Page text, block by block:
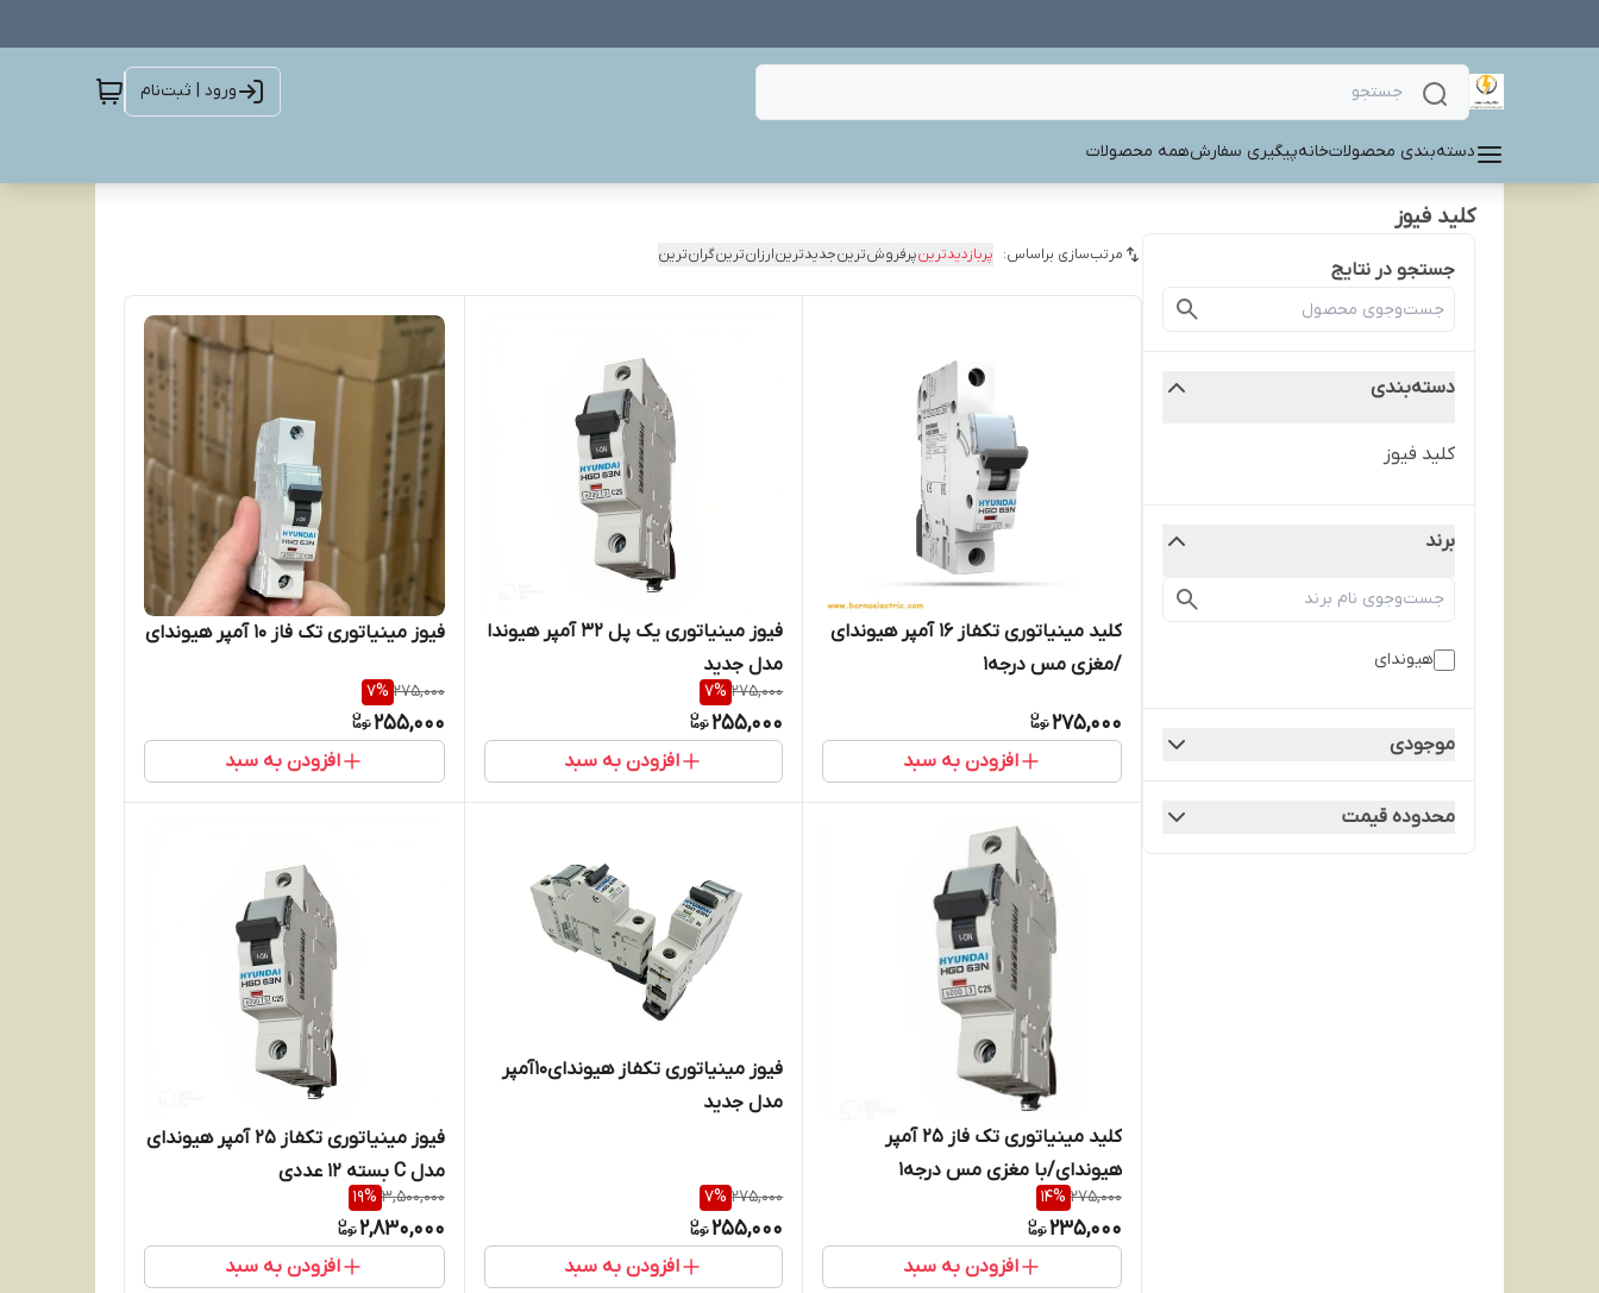
ورود | ثبت‌نام
دسته‌بندی محصولاتخانهپیگیری سفارشهمه محصولات
کلید فیوز
جستجو در نتایج
دسته‌بندی
کلید فیوز
برند
هیوندای
موجودی
محدوده قیمت
مرتب‌سازی براساس: پربازدیدترینپرفروش‌ترینجدیدترینارزان‌ترینگران‌ترین
کلید مینیاتوری تکفاز 16 آمپر هیوندای
/مغزی مس درجه1
275,000
افزودن به سبد
فیوز مینیاتوری یک پل 32 آمپر هیوندا
مدل جدید
275,000
7%
255,000
افزودن به سبد
فیوز مینیاتوری تک فاز 10 آمپر هیوندای
275,000
7%
255,000
افزودن به سبد
کلید مینیاتوری تک فاز 25 آمپر
هیوندای/با مغزی مس درجه1
275,000
14%
235,000
افزودن به سبد
فیوز مینیاتوری تکفاز هیوندای10آمپر
مدل جدید
275,000
7%
255,000
افزودن به سبد
فیوز مینیاتوری تکفاز 25 آمپر هیوندای
مدل C بسته 12 عددی
3,500,000
19%
2,830,000
افزودن به سبد